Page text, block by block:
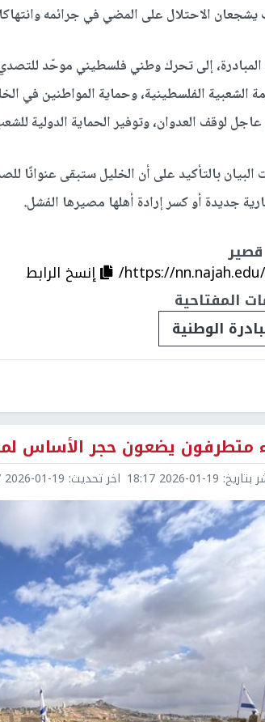
يشجعان الاحتلال على المضي في جرائمه
إلى تحرك وطني فلسطيني موحّد للتصدي
الشعبية الفلسطينية، وحماية المواطنين في
لوقف العدوان، وتوفير الحماية الدولية
بالتأكيد على أن الخليل ستبقى عنوانًا
جديدة أو كسر إرادة أهلها مصيرها الفشل.
https://nn.najah.edu/
إنسخ الرابط
المفتاحية
الوطنية
متطرفون يضعون حجر الأساس
بتاريخ: 2026-01-19 18:17 اخر تحديث: 2026-01-19 18:17